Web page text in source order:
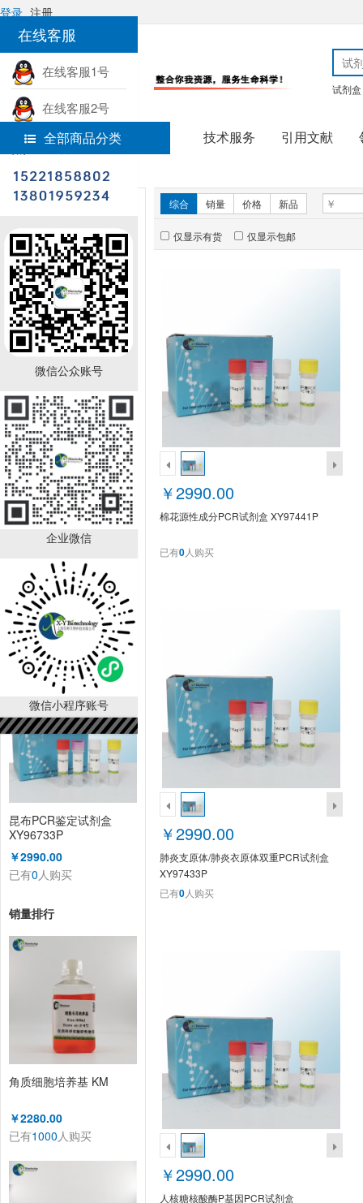
在线客服
在线客服1号
在线客服2号
热线电话
微信公众账号
企业微信
微信小程序账号
登录 注册
试剂盒
全部商品分类 技术服务 引用文献
首页
试剂盒
新品推荐
动物组织直扩PCR试剂盒
￥700.00
已有 0 人购买
植物组织直扩PCR试剂盒
XY96341P
￥700.00
已有 0人购买
昆布PCR鉴定试剂盒
XY96733P
￥2990.00
已有0人购买
销量排行
角质细胞培养基 KM
￥2280.00
已有1000人购买
综合 销量 价格 新品
仅显示有货 仅显示包邮
￥2990.00
棉花源性成分PCR试剂盒 XY97441P
已有0人购买
￥2990.00
肺炎支原体/肺炎衣原体双重PCR试剂盒
XY97433P
已有0人购买
￥2990.00
人核糖核酸酶P基因PCR试剂盒